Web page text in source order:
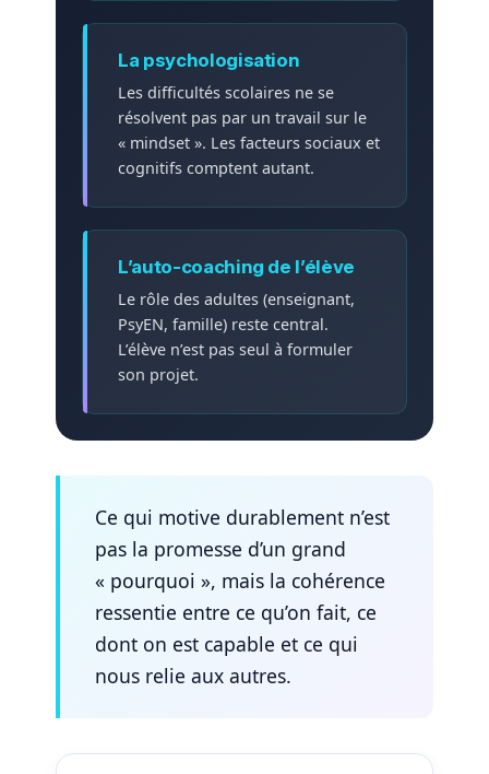
La psychologisation
Les difficultés scolaires ne se
résolvent pas par un travail sur le
« mindset ». Les facteurs sociaux et
cognitifs comptent autant.
L’auto-coaching de l’élève
Le rôle des adultes (enseignant,
PsyEN, famille) reste central.
L’élève n’est pas seul à formuler
son projet.
Ce qui motive durablement n’est
pas la promesse d’un grand
« pourquoi », mais la cohérence
ressentie entre ce qu’on fait, ce
dont on est capable et ce qui
nous relie aux autres.